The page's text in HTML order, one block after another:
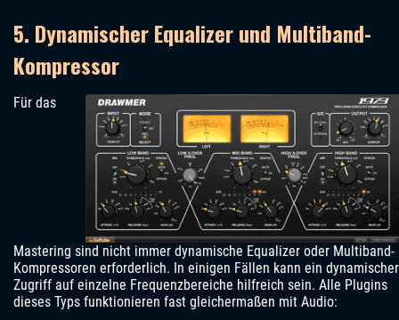
5. Dynamischer Equalizer und Multiband-
Kompressor
Für das
Mastering sind nicht immer dynamische Equalizer oder Multiband-
Kompressoren erforderlich. In einigen Fällen kann ein dynamischer
Zugriff auf einzelne Frequenzbereiche hilfreich sein. Alle Plugins
dieses Typs funktionieren fast gleichermaßen mit Audio: